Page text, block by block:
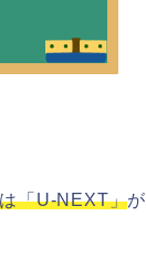
「U-NEXT」が